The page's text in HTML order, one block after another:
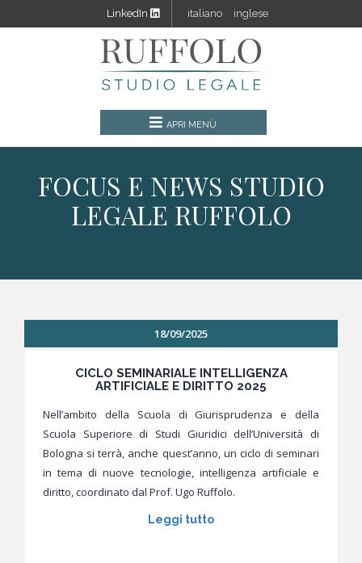
LinkedIn italiano inglese
FOCUS E NEWS STUDIO
LEGALE RUFFOLO
18/09/2025
CICLO SEMINARIALE INTELLIGENZA
ARTIFICIALE E DIRITTO 2025
Nell’ambito della Scuola di Giurisprudenza e della
Scuola Superiore di Studi Giuridici dell’Università di
Bologna si terrà, anche quest’anno, un ciclo di seminari
in tema di nuove tecnologie, intelligenza artificiale e
diritto, coordinato dal Prof. Ugo Ruffolo.
Leggi tutto